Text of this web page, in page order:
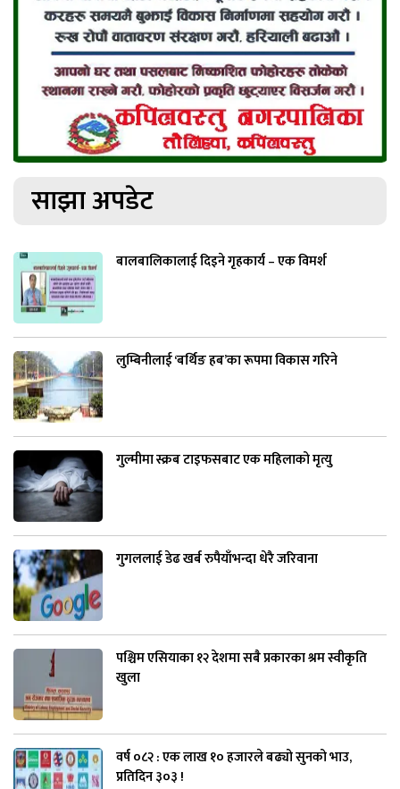
साझा अपडेट
बालबालिकालाई दिइने गृहकार्य – एक विमर्श
लुम्बिनीलाई ‘बर्थिङ हब’का रूपमा विकास गरिने
गुल्मीमा स्क्रब टाइफसबाट एक महिलाको मृत्यु
गुगललाई डेढ खर्ब रुपैयाँभन्दा धेरै जरिवाना
पश्चिम एसियाका १२ देशमा सबै प्रकारका श्रम स्वीकृति
खुला
वर्ष ०८२ : एक लाख १० हजारले बढ्यो सुनको भाउ,
प्रतिदिन ३०३ !